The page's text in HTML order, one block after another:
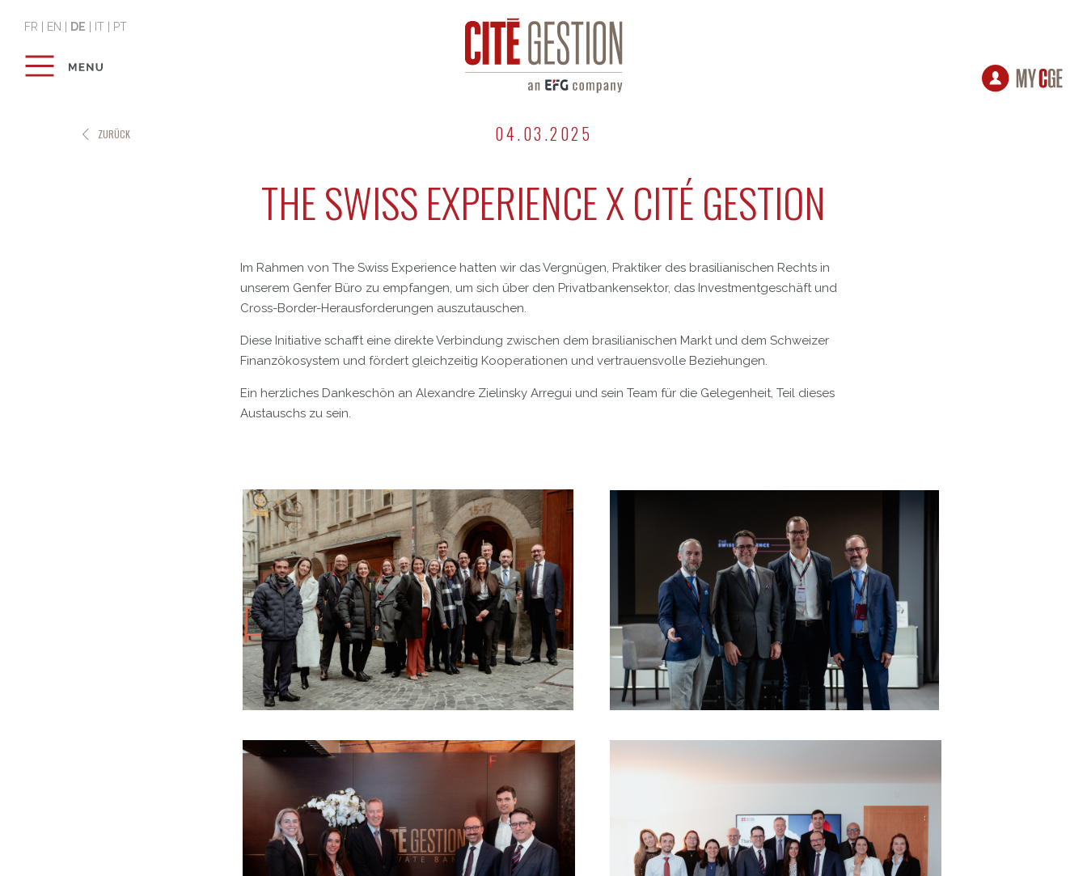
FR EN DE IT PT
04.03.2025
THE SWISS EXPERIENCE X CITÉ GESTION
Im Rahmen von The Swiss Experience hatten wir das Vergnügen, Praktiker des brasilianischen Rechts in
unserem Genfer Büro zu empfangen, um sich über den Privatbankensektor, das Investmentgeschäft und
Cross-Border-Herausforderungen auszutauschen.
Diese Initiative schafft eine direkte Verbindung zwischen dem brasilianischen Markt und dem Schweizer
Finanzökosystem und fördert gleichzeitig Kooperationen und vertrauensvolle Beziehungen.
Ein herzliches Dankeschön an Alexandre Zielinsky Arregui und sein Team für die Gelegenheit, Teil dieses
Austauschs zu sein.
ZURÜCK